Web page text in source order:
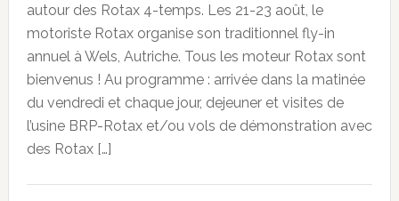
autour des Rotax 4-temps. Les 21-23 août, le
motoriste Rotax organise son traditionnel fly-in
annuel à Wels, Autriche. Tous les moteur Rotax sont
bienvenus ! Au programme : arrivée dans la matinée
du vendredi et chaque jour, dejeuner et visites de
l’usine BRP-Rotax et/ou vols de démonstration avec
des Rotax […]